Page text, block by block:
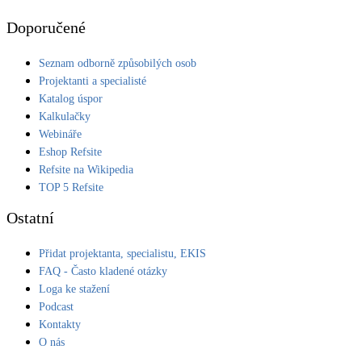
Doporučené
Seznam odborně způsobilých osob
Projektanti a specialisté
Katalog úspor
Kalkulačky
Webináře
Eshop Refsite
Refsite na Wikipedia
TOP 5 Refsite
Ostatní
Přidat projektanta, specialistu, EKIS
FAQ - Často kladené otázky
Loga ke stažení
Podcast
Kontakty
O nás